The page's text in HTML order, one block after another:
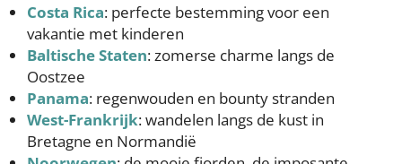
Costa Rica: perfecte bestemming voor een
vakantie met kinderen
Baltische Staten: zomerse charme langs de
Oostzee
Panama: regenwouden en bounty stranden
West-Frankrijk: wandelen langs de kust in
Bretagne en Normandië